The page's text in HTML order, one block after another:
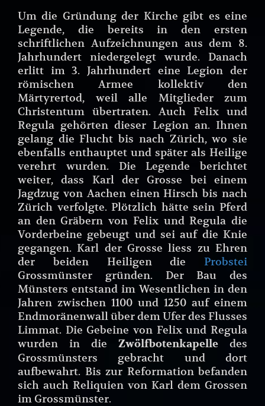
Um die Gründung der Kirche gibt es eine
Legende, die bereits in den ersten
schriftlichen Aufzeichnungen aus dem 8.
Jahrhundert niedergelegt wurde. Danach
erlitt im 3. Jahrhundert eine Legion der
römischen Armee kollektiv den
Märtyrertod, weil alle Mitglieder zum
Christentum übertraten. Auch Felix und
Regula gehörten dieser Legion an. Ihnen
gelang die Flucht bis nach Zürich, wo sie
ebenfalls enthauptet und später als Heilige
verehrt wurden. Die Legende berichtet
weiter, dass Karl der Grosse bei einem
Jagdzug von Aachen einen Hirsch bis nach
Zürich verfolgte. Plötzlich hätte sein Pferd
an den Gräbern von Felix und Regula die
Vorderbeine gebeugt und sei auf die Knie
gegangen. Karl der Grosse liess zu Ehren
der beiden Heiligen die Probstei
Grossmünster gründen. Der Bau des
Münsters entstand im Wesentlichen in den
Jahren zwischen 1100 und 1250 auf einem
Endmoränenwall über dem Ufer des Flusses
Limmat. Die Gebeine von Felix und Regula
wurden in die Zwölfbotenkapelle des
Grossmünsters gebracht und dort
aufbewahrt. Bis zur Reformation befanden
sich auch Reliquien von Karl dem Grossen
im Grossmünster.